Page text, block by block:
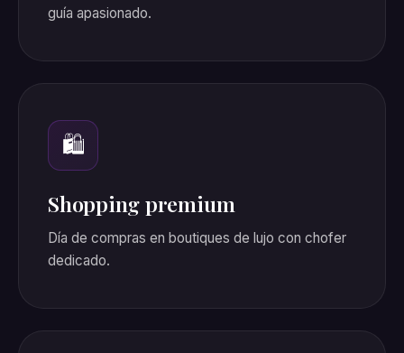
guía apasionado.
🛍️
Shopping premium
Día de compras en boutiques de lujo con chofer
dedicado.